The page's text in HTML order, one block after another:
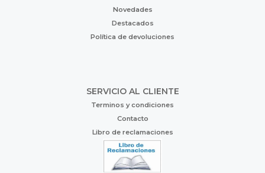
Novedades
Destacados
Política de devoluciones
SERVICIO AL CLIENTE
Terminos y condiciones
Contacto
Libro de reclamaciones